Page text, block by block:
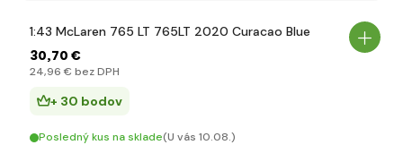
1:43 McLaren 765 LT 765LT 2020 Curacao Blue
30,70 €
24,96 € bez DPH
+ 30 bodov
Posledný kus na sklade(U vás 10.08.)